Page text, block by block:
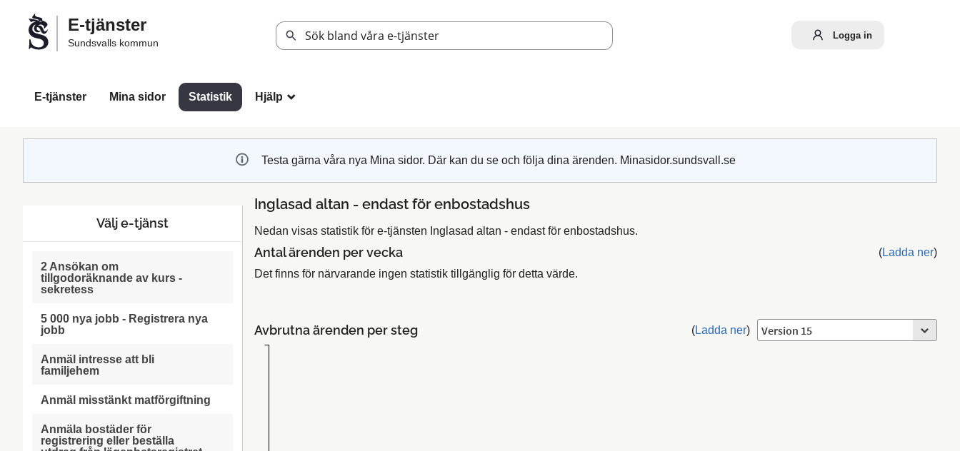
Välkommen
Sundsvalls
E-tjänster
Sundsvalls kommun
Logga in
E-tjänster Mina sidor Statistik Hjälp _
Testa gärna våra nya Mina sidor. Där kan du se och följa dina ärenden. Minasidor.sundsvall.se
Välj e-tjänst
2 Ansökan om
tillgodoräknande av kurs -
sekretess
5 000 nya jobb - Registrera nya
jobb
Anmäl intresse att bli
familjehem
Anmäl misstänkt matförgiftning
Anmäla bostäder för
registrering eller beställa
Inglasad altan - endast för enbostadshus
Nedan visas statistik för e-tjänsten Inglasad altan - endast för enbostadshus.
Antal ärenden per vecka (Ladda ner)
Det finns för närvarande ingen statistik tillgänglig för detta värde.
Avbrutna ärenden per steg (Ladda ner)